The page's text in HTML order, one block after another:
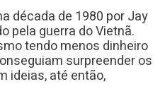
década de 1980 por Jay
pela guerra do Vietnã.
tendo menos dinheiro
surpreender os
ideias, até então,